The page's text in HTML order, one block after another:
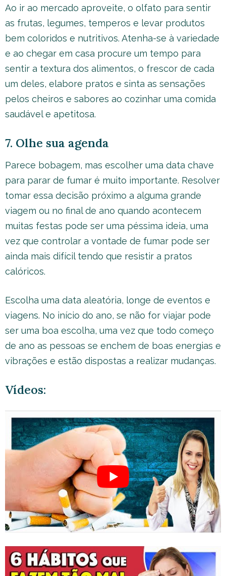
Ao ir ao mercado aproveite, o olfato para sentir
as frutas, legumes, temperos e levar produtos
bem coloridos e nutritivos. Atenha-se à variedade
e ao chegar em casa procure um tempo para
sentir a textura dos alimentos, o frescor de cada
um deles, elabore pratos e sinta as sensações
pelos cheiros e sabores ao cozinhar uma comida
saudável e apetitosa.
7. Olhe sua agenda
Parece bobagem, mas escolher uma data chave
para parar de fumar é muito importante. Resolver
tomar essa decisão próximo a alguma grande
viagem ou no final de ano quando acontecem
muitas festas pode ser uma péssima ideia, uma
vez que controlar a vontade de fumar pode ser
ainda mais difícil tendo que resistir a pratos
calóricos.
Escolha uma data aleatória, longe de eventos e
viagens. No início do ano, se não for viajar pode
ser uma boa escolha, uma vez que todo começo
de ano as pessoas se enchem de boas energias e
vibrações e estão dispostas a realizar mudanças.
Vídeos: